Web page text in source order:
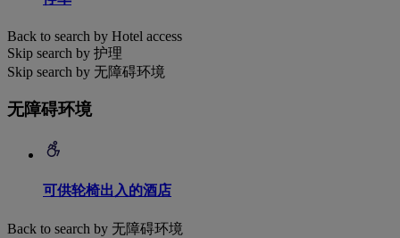
Back to search by Hotel access
Skip search by 护理
Skip search by 无障碍环境
无障碍环境
可供轮椅出入的酒店
Back to search by 无障碍环境